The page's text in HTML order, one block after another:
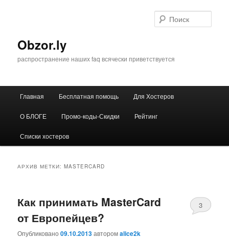
Obzor.ly
распространение наших faq всячески приветствуется
Главная Бесплатная помощь Для Хостеров
О БЛОГЕ Промо-коды-Скидки Рейтинг
Списки хостеров
АРХИВ МЕТКИ:MASTERCARD
Как принимать MasterCard
от Европейцев?
Опубликовано09.10.2013авторомalice2k
3